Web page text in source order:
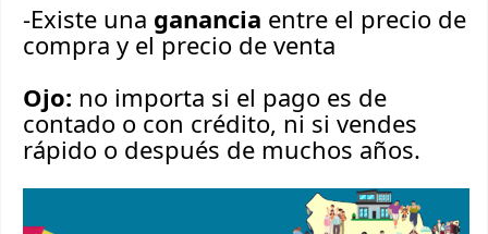
-Existe una ganancia entre el precio de
compra y el precio de venta
Ojo: no importa si el pago es de
contado o con crédito, ni si vendes
rápido o después de muchos años.